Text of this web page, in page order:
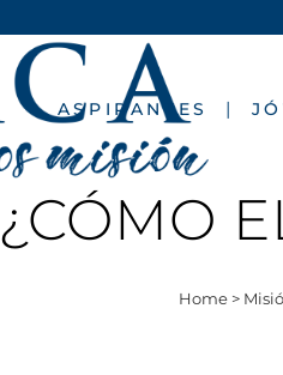
ASPIRANTES
¿CÓMO
Home >